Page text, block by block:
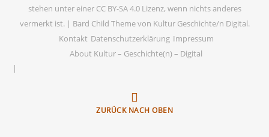
stehen unter einer CC BY-SA 4.0 Lizenz, wenn nichts anderes
vermerkt ist. | Bard Child Theme von Kultur Geschichte/n Digital.
Kontakt Datenschutzerklärung Impressum
About Kultur – Geschichte(n) – Digital
ZURÜCK NACH OBEN